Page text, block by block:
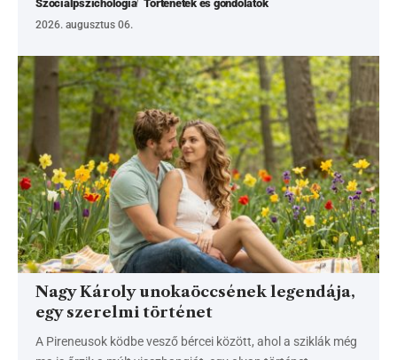
Szociálpszichológia Történetek és gondolatok
2026. augusztus 06.
Nagy Károly unokaöccsének legendája,
egy szerelmi történet
A Pireneusok ködbe vesző bércei között, ahol a sziklák még